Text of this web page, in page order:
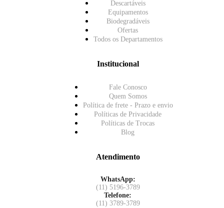
Descartáveis
Equipamentos
Biodegradáveis
Ofertas
Todos os Departamentos
Institucional
Fale Conosco
Quem Somos
Política de frete - Prazo e envio
Políticas de Privacidade
Políticas de Trocas
Blog
Atendimento
WhatsApp:
(11) 5196-3789
Telefone:
(11) 3789-3789